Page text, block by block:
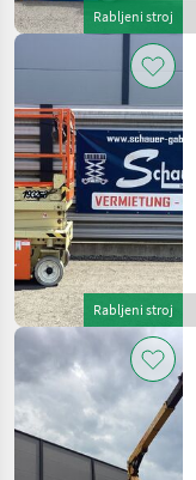
Rabljeni stroj
Rabljeni stroj